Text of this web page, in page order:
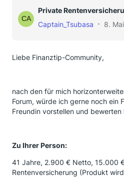
Private
Captain_Tsubasa
8.
Liebe Finanztip-Community,
nach den für mich
Forum, würde ich gerne noch ein
Freundin vorstellen und bewerten
Zu Ihrer Person:
41 Jahre, 2.900 € Netto, 15.000
Rentenversicherung (Produkt